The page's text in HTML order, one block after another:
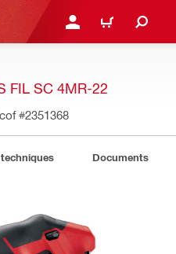
SE CONNECTER OU
PANIER
FIL SC 4MR-22
#2351368
Documents